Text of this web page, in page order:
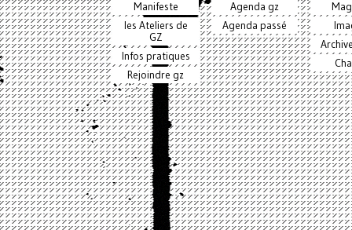
Manifeste
les Ateliers de
GZ
Infos pratiques
Rejoindre gz
Agenda gz
Agenda passé